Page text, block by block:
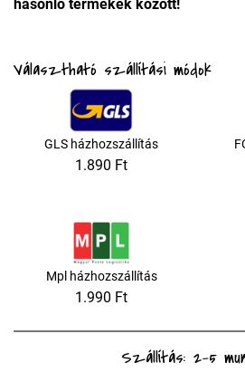
hasonló termékek között!
Választható szállítási módok
GLS házhozszállítás
1.890 Ft
Mpl házhozszállítás
1.990 Ft
Szállítás: 2-5